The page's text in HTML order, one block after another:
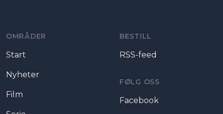
OMRÅDER
Start
Nyheter
Film
BESTILL
RSS-feed
FØLG OSS
Facebook